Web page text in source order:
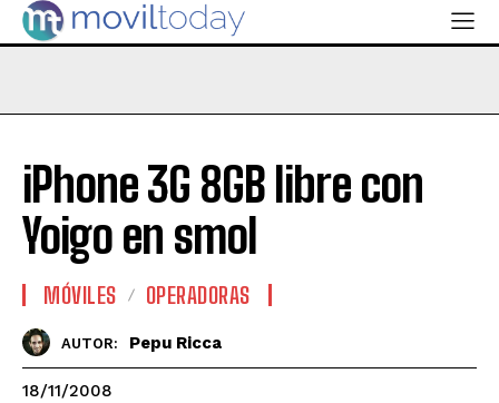
iPhone 3G 8GB libre con
Yoigo en smol
MÓVILES OPERADORAS
AUTOR: Pepu Ricca
18/11/2008